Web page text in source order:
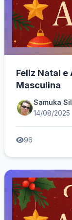
Feliz Natal e
Masculina
Samuka
14/08/2025
96